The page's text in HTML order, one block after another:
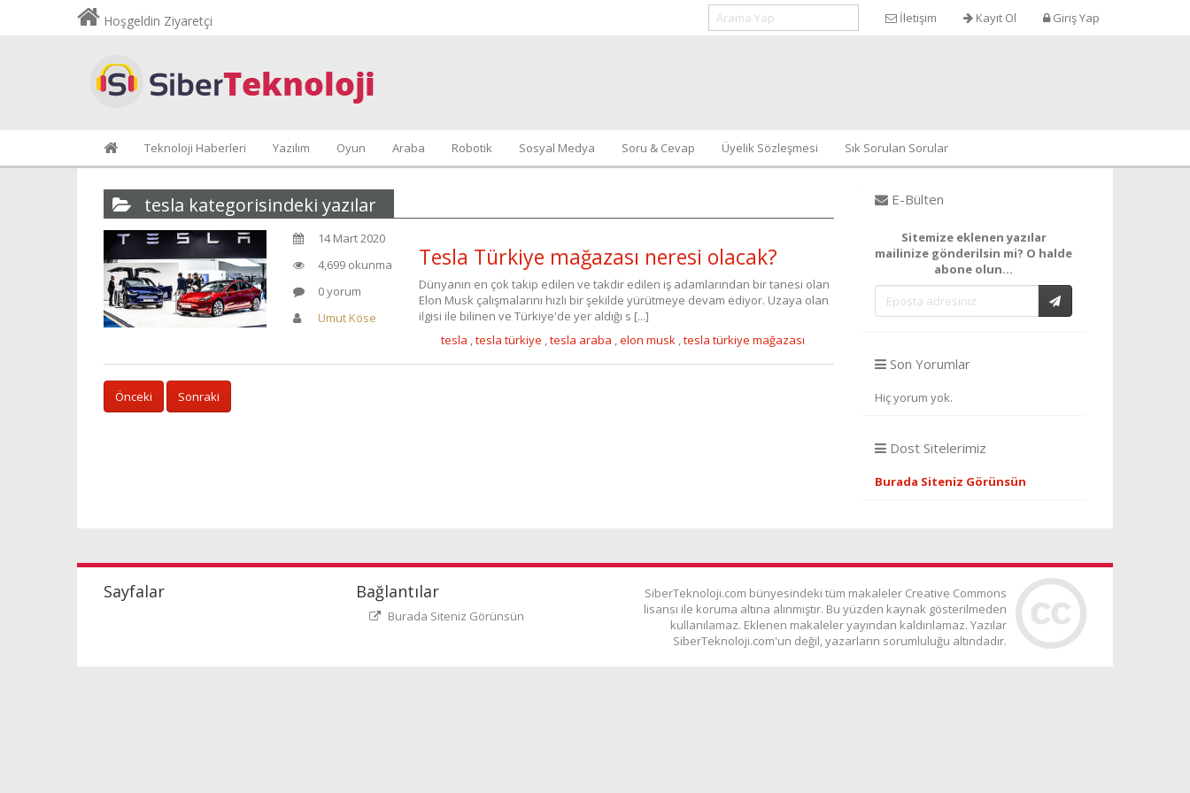
Hoşgeldin Ziyaretçi İletişim Kayıt Ol Giriş Yap
Teknoloji Haberleri Yazılım Oyun Araba Robotik Sosyal Medya Soru & Cevap Üyelik Sözleşmesi Sık Sorulan Sorular
E-Bülten
Sitemize eklenen yazılar
mailinize gönderilsin mi? O halde
abone olun...
Son Yorumlar
Hiç yorum yok.
Dost Sitelerimiz
Burada Siteniz Görünsün
tesla kategorisindeki yazılar
14 Mart 2020
4,699 okunma
0 yorum
Umut Köse
Tesla Türkiye mağazası neresi olacak?
Dünyanın en çok takip edilen ve takdir edilen iş adamlarından bir tanesi olan
Elon Musk çalışmalarını hızlı bir şekilde yürütmeye devam ediyor. Uzaya olan
ilgisi ile bilinen ve Türkiye'de yer aldığı s [...]
tesla ,tesla türkiye ,tesla araba ,elon musk,tesla türkiye mağazası
Önceki Sonraki
Sayfalar Bağlantılar
Burada Siteniz Görünsün
SiberTeknoloji.com bünyesindeki tüm makaleler Creative Commons
lisansı ile koruma altına alınmıştır. Bu yüzden kaynak gösterilmeden
kullanılamaz. Eklenen makaleler yayından kaldırılamaz. Yazılar
SiberTeknoloji.com'un değil, yazarların sorumluluğu altındadır.